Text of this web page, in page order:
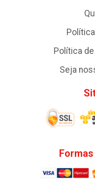
Política
Seja